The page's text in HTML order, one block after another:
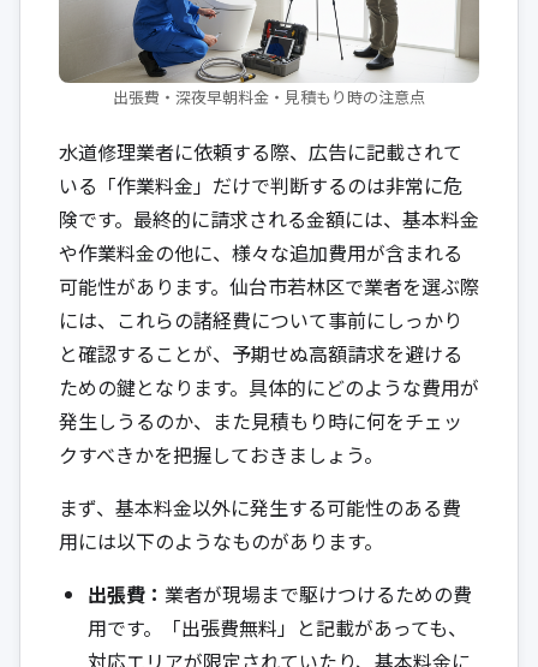
出張費・深夜早朝料金・見積もり時の注意点
水道修理業者に依頼する際、広告に記載されて
いる「作業料金」だけで判断するのは非常に危
険です。最終的に請求される金額には、基本料金
や作業料金の他に、様々な追加費用が含まれる
可能性があります。仙台市若林区で業者を選ぶ際
には、これらの諸経費について事前にしっかり
と確認することが、予期せぬ高額請求を避ける
ための鍵となります。具体的にどのような費用が
発生しうるのか、また見積もり時に何をチェッ
クすべきかを把握しておきましょう。
まず、基本料金以外に発生する可能性のある費
用には以下のようなものがあります。
出張費： 業者が現場まで駆けつけるための費
用です。「出張費無料」と記載があっても、
対応エリアが限定されていたり、基本料金に